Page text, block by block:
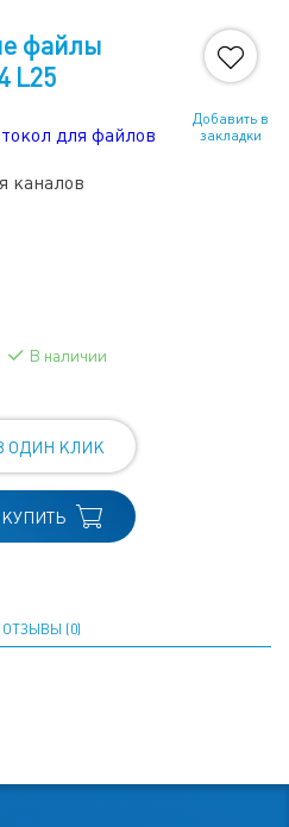
файлы
L25
для файлов
каналов
Добавить в
закладки
В наличии
ОДИН КЛИК
КУПИТЬ
ОТЗЫВЫ (0)